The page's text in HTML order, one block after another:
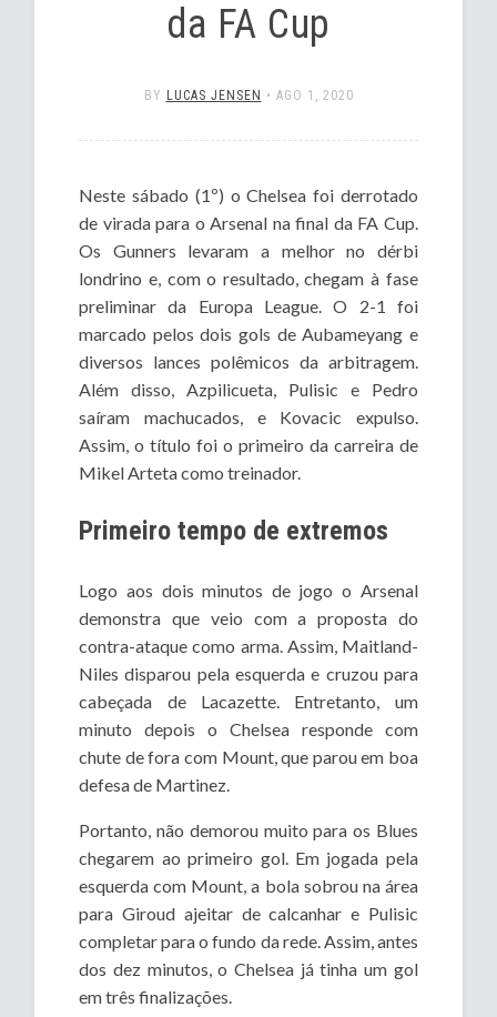
da FA Cup
BY LUCAS JENSEN • AGO 1, 2020
Neste sábado (1º) o Chelsea foi derrotado
de virada para o Arsenal na final da FA Cup.
Os Gunners levaram a melhor no dérbi
londrino e, com o resultado, chegam à fase
preliminar da Europa League. O 2-1 foi
marcado pelos dois gols de Aubameyang e
diversos lances polêmicos da arbitragem.
Além disso, Azpilicueta, Pulisic e Pedro
saíram machucados, e Kovacic expulso.
Assim, o título foi o primeiro da carreira de
Mikel Arteta como treinador.
Primeiro tempo de extremos
Logo aos dois minutos de jogo o Arsenal
demonstra que veio com a proposta do
contra-ataque como arma. Assim, Maitland-
Niles disparou pela esquerda e cruzou para
cabeçada de Lacazette. Entretanto, um
minuto depois o Chelsea responde com
chute de fora com Mount, que parou em boa
defesa de Martinez.
Portanto, não demorou muito para os Blues
chegarem ao primeiro gol. Em jogada pela
esquerda com Mount, a bola sobrou na área
para Giroud ajeitar de calcanhar e Pulisic
completar para o fundo da rede. Assim, antes
dos dez minutos, o Chelsea já tinha um gol
em três finalizações.